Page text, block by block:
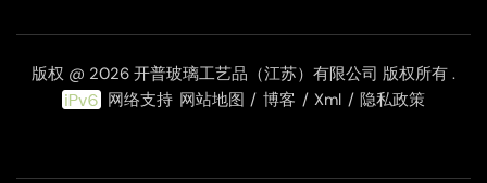
版权 @ 2026 开普玻璃工艺品（江苏）有限公司 版权所有 .
网络支持 网站地图 / 博客 / Xml / 隐私政策